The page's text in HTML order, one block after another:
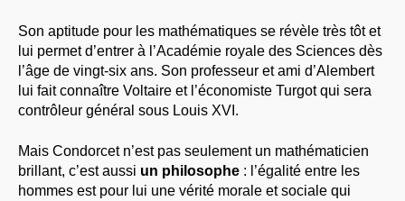
Son aptitude pour les mathématiques se révèle très tôt et
lui permet d’entrer à l’Académie royale des Sciences dès
l’âge de vingt-six ans. Son professeur et ami d’Alembert
lui fait connaître Voltaire et l’économiste Turgot qui sera
contrôleur général sous Louis XVI.
Mais Condorcet n’est pas seulement un mathématicien
brillant, c’est aussi un philosophe : l’égalité entre les
hommes est pour lui une vérité morale et sociale qui